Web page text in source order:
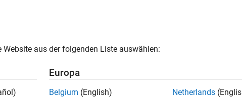
Please to endorse this person in a
Website aus der folgenden Liste auswählen:
Europa
Belgium (English)
Netherlands